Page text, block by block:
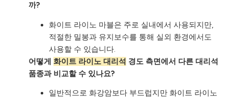
까?
화이트 라이노 마블은 주로 실내에서 사용되지만,
적절한 밀봉과 유지보수를 통해 실외 환경에서도
사용할 수 있습니다.
어떻게 화이트 라이노 대리석 경도 측면에서 다른 대리석
품종과 비교할 수 있나요?
일반적으로 화강암보다 부드럽지만 화이트 라이노